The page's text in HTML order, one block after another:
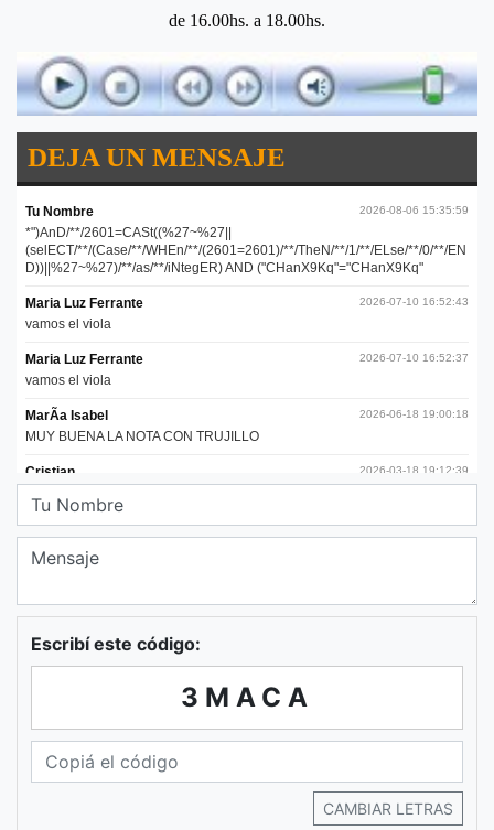
de 16.00hs. a 18.00hs.
DEJA UN MENSAJE
Escribí este código:
3MACA
CAMBIAR LETRAS